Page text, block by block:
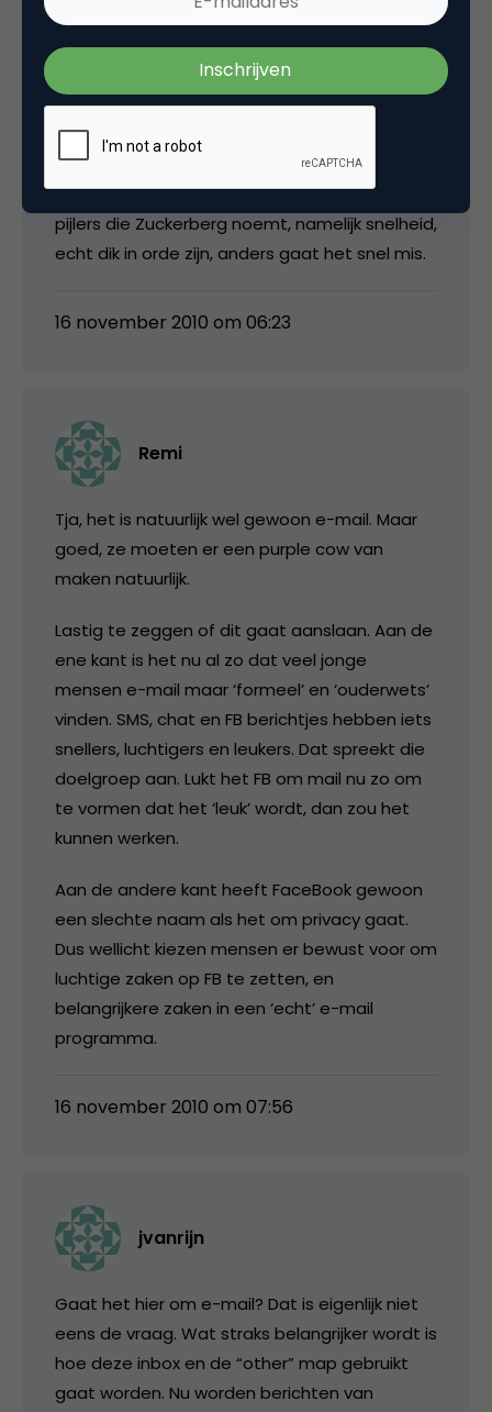
inderdaad simpeler: geen onderwerpregels en
dergelijke, en het gebruikte kanaal is niet
relevant. Ik vind het wel een mooie
ontwikkeling, maar hopelijk wel een die goed
door Facebook gedragen en ondersteund
(ook qua techniek, snelheid) zal worden: om er
een succes van te maken moet een van de
pijlers die Zuckerberg noemt, namelijk snelheid,
echt dik in orde zijn, anders gaat het snel mis.
16 november 2010 om 06:23
Remi
Tja, het is natuurlijk wel gewoon e-mail. Maar
goed, ze moeten er een purple cow van
maken natuurlijk.
Lastig te zeggen of dit gaat aanslaan. Aan de
ene kant is het nu al zo dat veel jonge
mensen e-mail maar ‘formeel’ en ‘ouderwets’
vinden. SMS, chat en FB berichtjes hebben iets
snellers, luchtigers en leukers. Dat spreekt die
doelgroep aan. Lukt het FB om mail nu zo om
te vormen dat het ‘leuk’ wordt, dan zou het
kunnen werken.
Aan de andere kant heeft FaceBook gewoon
een slechte naam als het om privacy gaat.
Dus wellicht kiezen mensen er bewust voor om
luchtige zaken op FB te zetten, en
belangrijkere zaken in een ‘echt’ e-mail
programma.
16 november 2010 om 07:56
jvanrijn
Gaat het hier om e-mail? Dat is eigenlijk niet
eens de vraag. Wat straks belangrijker wordt is
hoe deze inbox en de “other” map gebruikt
gaat worden. Nu worden berichten van